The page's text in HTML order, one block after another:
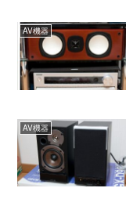
AV機器
AV機器